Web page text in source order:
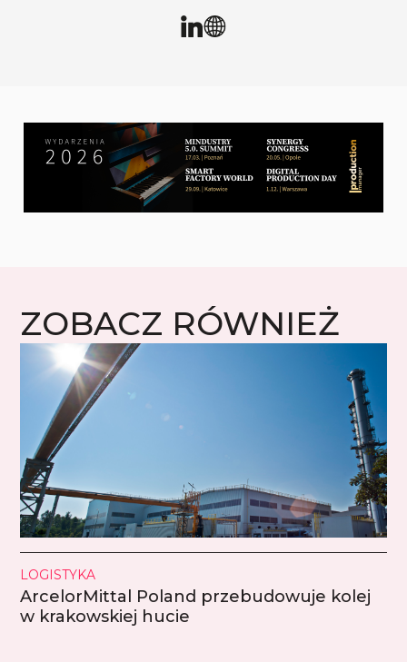
ZOBACZ RÓWNIEŻ
LOGISTYKA
ArcelorMittal Poland przebudowuje kolej
w krakowskiej hucie